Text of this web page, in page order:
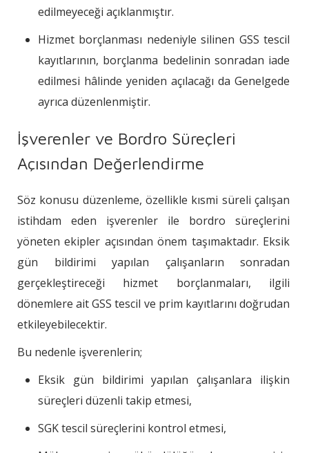
edilmeyeceği açıklanmıştır.
Hizmet borçlanması nedeniyle silinen GSS tescil
kayıtlarının, borçlanma bedelinin sonradan iade
edilmesi hâlinde yeniden açılacağı da Genelgede
ayrıca düzenlenmiştir.
İşverenler ve Bordro Süreçleri
Açısından Değerlendirme
Söz konusu düzenleme, özellikle kısmi süreli çalışan
istihdam eden işverenler ile bordro süreçlerini
yöneten ekipler açısından önem taşımaktadır. Eksik
gün bildirimi yapılan çalışanların sonradan
gerçekleştireceği hizmet borçlanmaları, ilgili
dönemlere ait GSS tescil ve prim kayıtlarını doğrudan
etkileyebilecektir.
Bu nedenle işverenlerin;
Eksik gün bildirimi yapılan çalışanlara ilişkin
süreçleri düzenli takip etmesi,
SGK tescil süreçlerini kontrol etmesi,